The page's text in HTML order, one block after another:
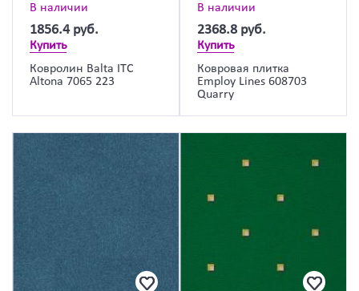
В наличии
1856.4 руб.
Купить
Ковролин Balta ITC
Altona 7065 223
В наличии
2368.8 руб.
Купить
Ковровая плитка
Employ Lines 608703
Quarry